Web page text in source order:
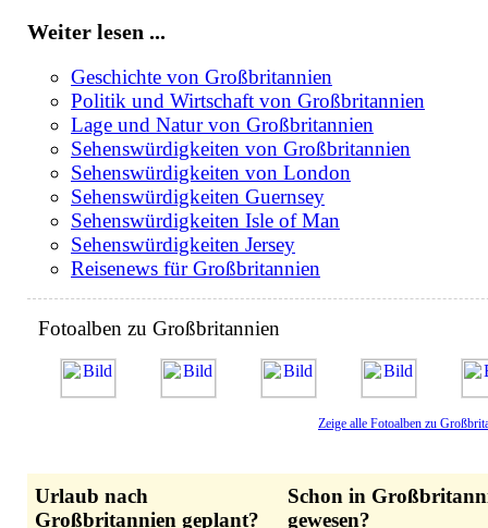
Weiter lesen ...
Geschichte von Großbritannien
Politik und Wirtschaft von Großbritannien
Lage und Natur von Großbritannien
Sehenswürdigkeiten von Großbritannien
Sehenswürdigkeiten von London
Sehenswürdigkeiten Guernsey
Sehenswürdigkeiten Isle of Man
Sehenswürdigkeiten Jersey
Reisenews für Großbritannien
Fotoalben zu Großbritannien
Zeige alle Fotoalben zu
Urlaub nach
Großbritannien geplant?
Schon in
gewesen?